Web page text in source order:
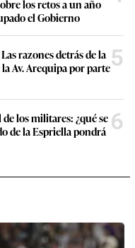
los retos a un año
el Gobierno
razones detrás de la
Av. Arequipa por parte5
los militares: ¿qué se
de la Espriella pondrá 6